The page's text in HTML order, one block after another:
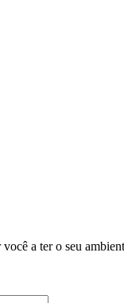
a ter o seu